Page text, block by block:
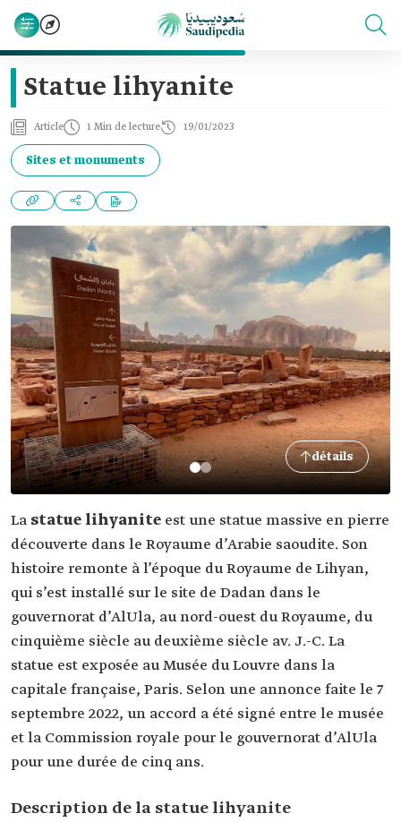
Statue lihyanite
Article 1 Min de lecture 19/01/2023
Sites et monuments
détails
La statue lihyanite est une statue massive en pierre
découverte dans le Royaume d’Arabie saoudite. Son
histoire remonte à l’époque du Royaume de Lihyan,
qui s’est installé sur le site de Dadan dans le
gouvernorat d’AlUla, au nord-ouest du Royaume, du
cinquième siècle au deuxième siècle av. J.-C. La
statue est exposée au Musée du Louvre dans la
capitale française, Paris. Selon une annonce faite le 7
septembre 2022, un accord a été signé entre le musée
et la Commission royale pour le gouvernorat d’AlUla
pour une durée de cinq ans.
Description de la statue lihyanite